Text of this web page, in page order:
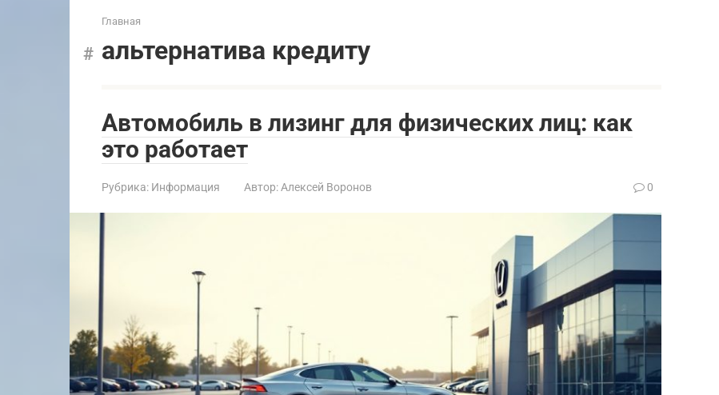
Главная
альтернатива кредиту
Автомобиль в лизинг для физических лиц: как
это работает
Рубрика: Информация Автор: Алексей Воронов 0